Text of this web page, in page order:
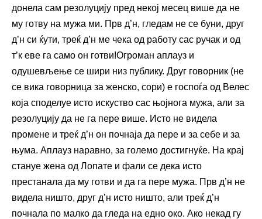
донела сам резолуцију пред некој месец више да не
му готву на мужа ми. Прв д’н, гледам не се буни, друг
д’н си ќути, треќ д’н ме чека од работу сас ручак и од
т’к еве га само он готви!Огроман аплауз и
одушевљење се шири низ публику. Друг говорник (не
се вика говорница за женско, сори) е госпоѓа од Велес
која споделуе исто искуство сас њојнога мужа, али за
резолуцију да не га пере више. Исто не видела
промене и треќ д’н он почнаја да пере и за себе и за
њума. Аплауз наравно, за големо достигнуќе. На крај
стануе жена од Лопате и фали се дека исто
престанала да му готви и да га пере мужа. Прв д’н не
видела ништо, друг д’н исто ништо, али треќ д’н
почнала по малко да гледа на едно око. Ако некад гу